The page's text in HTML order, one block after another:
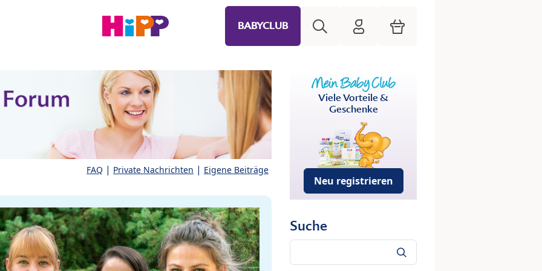
BABYCLUB HiPP Mein Babyclub
Warenkorb
FAQ | Private Nachrichten | Eigene Beiträge
Viele Vorteile &
Geschenke
Neu registrieren
Suche